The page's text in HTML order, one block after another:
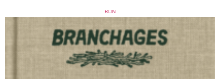
BON